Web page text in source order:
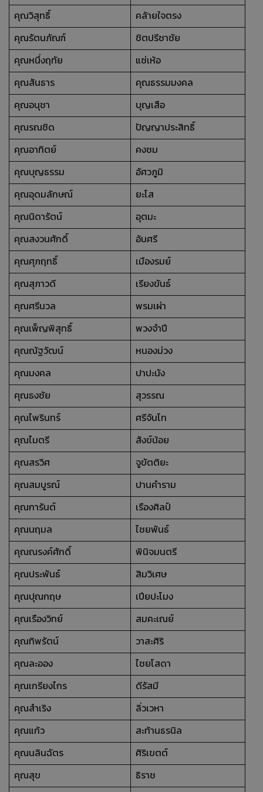
คุณวิสุทธิ์ คล้ายใจตรง
คุณรัตนภัณฑ์ ชิตปรีชาชัย
คุณหนึ่งฤทัย แซ่เห้อ
คุณสันธาร คุณธรรมมงคล
คุณอนุชา บุญเสือ
คุณรณชิด ปัญญาประสิทธิ์
คุณอาทิตย์ คงชม
คุณบุญธรรม อัศวภูมิ
คุณอุดมลักษณ์ ยะโส
คุณนิดารัตน์ อุตมะ
คุณสงวนศักดิ์ อ้นศรี
คุณศุภฤทธิ์ เมืองรมย์
คุณสุภาวดี เรียงขันธ์
คุณศรีนวล พรมเผ่า
คุณเพ็ญพิสุทธิ์ พวงจำปี
คุณณัฐวัฒน์ หนองม่วง
คุณมงคล ปาปะนัง
คุณธงชัย สุวรรณ
คุณไพรินทร์ ศรีจันโท
คุณไมตรี สังข์น้อย
คุณสรวิศ จูขัตติยะ
คุณสมบูรณ์ ปานคำราม
คุณการันต์ เรืองศิลป์
คุณนฤมล ไชยพันธ์
คุณณรงค์ศักดิ์ พินิจมนตรี
คุณประพันธ์ สิมวิเศษ
คุณปุณกฤษ เปียปะโมง
คุณเรืองวิทย์ สมคะเณย์
คุณทิพรัตน์ วาสะศิริ
คุณละออง ไชยโสดา
คุณเกรียงไกร ดีรัสมี
คุณสำเริง ลิ่วเวหา
คุณแก้ว สะท้านธรนิล
คุณนลินฉัตร ศิริเขตต์
คุณสุข ธิราช